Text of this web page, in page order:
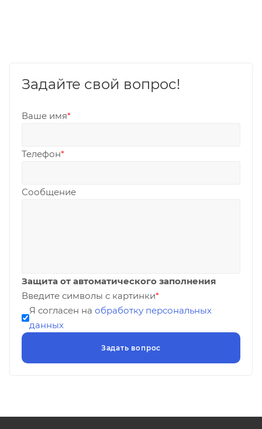
Задайте свой вопрос!
Ваше имя*
Телефон*
Сообщение
Защита от автоматического заполнения
Введите символы с картинки*
Я согласен на обработку персональных
данных